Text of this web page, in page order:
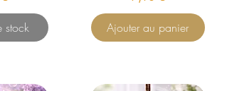
stock Ajouter au panier